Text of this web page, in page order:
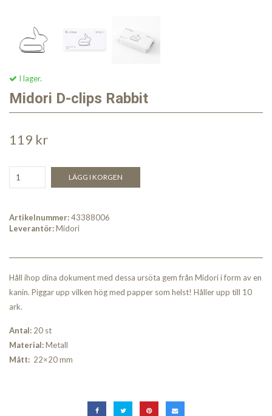
I lager.
Midori D-clips Rabbit
119 kr
LÄGG I KORGEN
Artikelnummer:43388006
Leverantör:Midori
Håll ihop dina dokument med dessa ursöta gem från Midori i form av en
kanin. Piggar upp vilken hög med papper som helst! Håller upp till 10
ark.
Antal: 20 st
Material:Metall
Mått: 22×20 mm